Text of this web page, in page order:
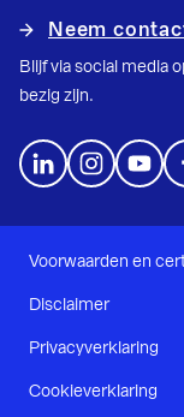
Neem
Blijf via social media
bezig zijn.
Voorwaarden en
Disclaimer
Privacyverklaring
Cookieverklaring